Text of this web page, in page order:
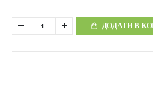
ДОДАТИ В